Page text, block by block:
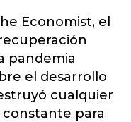
Economist, el
pandemia
el desarrollo
cualquier
para